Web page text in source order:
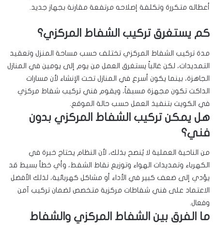
أعطاله متكررة وتكلفة إصلاحه مرتفعة مقارنة بجهاز جديد.
كم يستغرق تركيب الشفاط المركزي؟
مدة تركيب الشفاط المركزي تختلف حسب مساحة المنزل وتعقيد
التمديدات، لكن غالباً يستغرق العمل من يوم إلى يومين في المنازل
الجاهزة، بينما يكون أسرع في المنازل تحت الإنشاء لأن مسارات
الداكت تكون مجهزة مسبقاً، ويقوم فني تركيب شفاط مركزي
في الكويت بتنفيذ العمل حسب حالة الموقع.
هل يمكن تركيب الشفاط المركزي بدون
فني؟
من الناحية العملية لا يُنصح بذلك، لأن النظام يحتاج خبرة في
الكهرباء وتمديدات الهواء وتوزيع نقاط الشفط، وأي خطأ بسيط قد
يؤدي إلى ضعف كبير في الأداء أو مشاكل كهربائية، لذلك الأفضل
الاعتماد على فني شفاطات مركزية متخصص لضمان تركيب آمن
وفعال.
ما الفرق بين الشفاط المركزي والشفاط